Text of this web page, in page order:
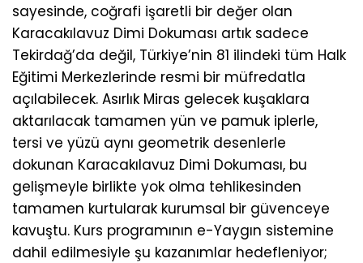
sayesinde, coğrafi işaretli bir değer olan
Karacakılavuz Dimi Dokuması artık sadece
Tekirdağ’da değil, Türkiye’nin 81 ilindeki tüm Halk
Eğitimi Merkezlerinde resmi bir müfredatla
açılabilecek. Asırlık Miras gelecek kuşaklara
aktarılacak tamamen yün ve pamuk iplerle,
tersi ve yüzü aynı geometrik desenlerle
dokunan Karacakılavuz Dimi Dokuması, bu
gelişmeyle birlikte yok olma tehlikesinden
tamamen kurtularak kurumsal bir güvenceye
kavuştu. Kurs programının e-Yaygın sistemine
dahil edilmesiyle şu kazanımlar hedefleniyor;